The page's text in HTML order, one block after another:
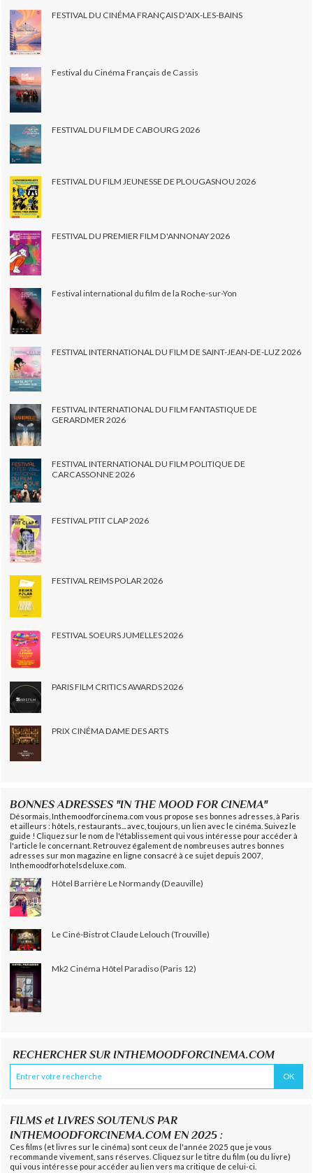
FESTIVAL DU CINÉMA FRANÇAIS D'AIX-LES-BAINS
Festival du Cinéma Français de Cassis
FESTIVAL DU FILM DE CABOURG 2026
FESTIVAL DU FILM JEUNESSE DE PLOUGASNOU 2026
FESTIVAL DU PREMIER FILM D'ANNONAY 2026
Festival international du film de la Roche-sur-Yon
FESTIVAL INTERNATIONAL DU FILM DE SAINT-JEAN-DE-LUZ 2026
FESTIVAL INTERNATIONAL DU FILM FANTASTIQUE DE
GERARDMER 2026
FESTIVAL INTERNATIONAL DU FILM POLITIQUE DE
CARCASSONNE 2026
FESTIVAL PTIT CLAP 2026
FESTIVAL REIMS POLAR 2026
FESTIVAL SOEURS JUMELLES 2026
PARIS FILM CRITICS AWARDS 2026
PRIX CINÉMA DAME DES ARTS
BONNES ADRESSES "IN THE MOOD FOR CINEMA"
Désormais, Inthemoodforcinema.com vous propose ses bonnes adresses, à Paris
et ailleurs : hôtels, restaurants... avec, toujours, un lien avec le cinéma. Suivez le
guide ! Cliquez sur le nom de l'établissement qui vous intéresse pour accéder à
l'article le concernant. Retrouvez également de nombreuses autres bonnes
adresses sur mon magazine en ligne consacré à ce sujet depuis 2007,
Inthemoodforhotelsdeluxe.com.
Hôtel Barrière Le Normandy (Deauville)
Le Ciné-Bistrot Claude Lelouch (Trouville)
Mk2 Cinéma Hôtel Paradiso (Paris 12)
RECHERCHER SUR INTHEMOODFORCINEMA.COM
FILMS et LIVRES SOUTENUS PAR
INTHEMOODFORCINEMA.COM EN 2025 :
Ces films (et livres sur le cinéma) sont ceux de l'année 2025 que je vous
recommande vivement, sans réserves. Cliquez sur le titre du film (ou du livre)
qui vous intéresse pour accéder au lien vers ma critique de celui-ci.